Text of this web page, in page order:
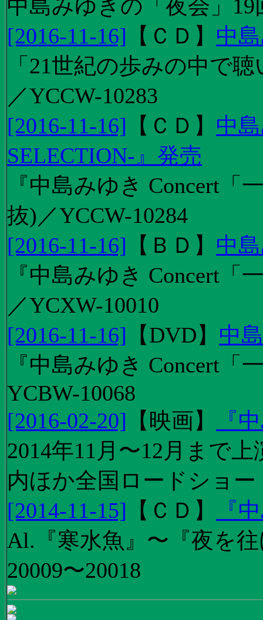
中島みゆきの「夜会」
[2016-11-16] 【 ＣＤ 】 中
「21世紀の歩みの中で
／YCCW-10283
[2016-11-16] 【 ＣＤ 】 中
SELECTION-』発売
『中島みゆき Concert
抜)／YCCW-10284
[2016-11-16] 【 ＢＤ 】 中
『中島みゆき Concert
／YCXW-10010
[2016-11-16] 【DVD】 中
『中島みゆき Concert
YCBW-10068
[2016-02-20] 【 映画】
『
2014年11月〜12月まで
内ほか全国ロードショー
[2014-11-15] 【 ＣＤ 】
『
Al.『寒水魚』〜『夜を
20009〜20018